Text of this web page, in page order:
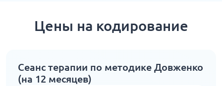
Цены на кодирование
Сеанс терапии по методике Довженко
(на 12 месяцев)